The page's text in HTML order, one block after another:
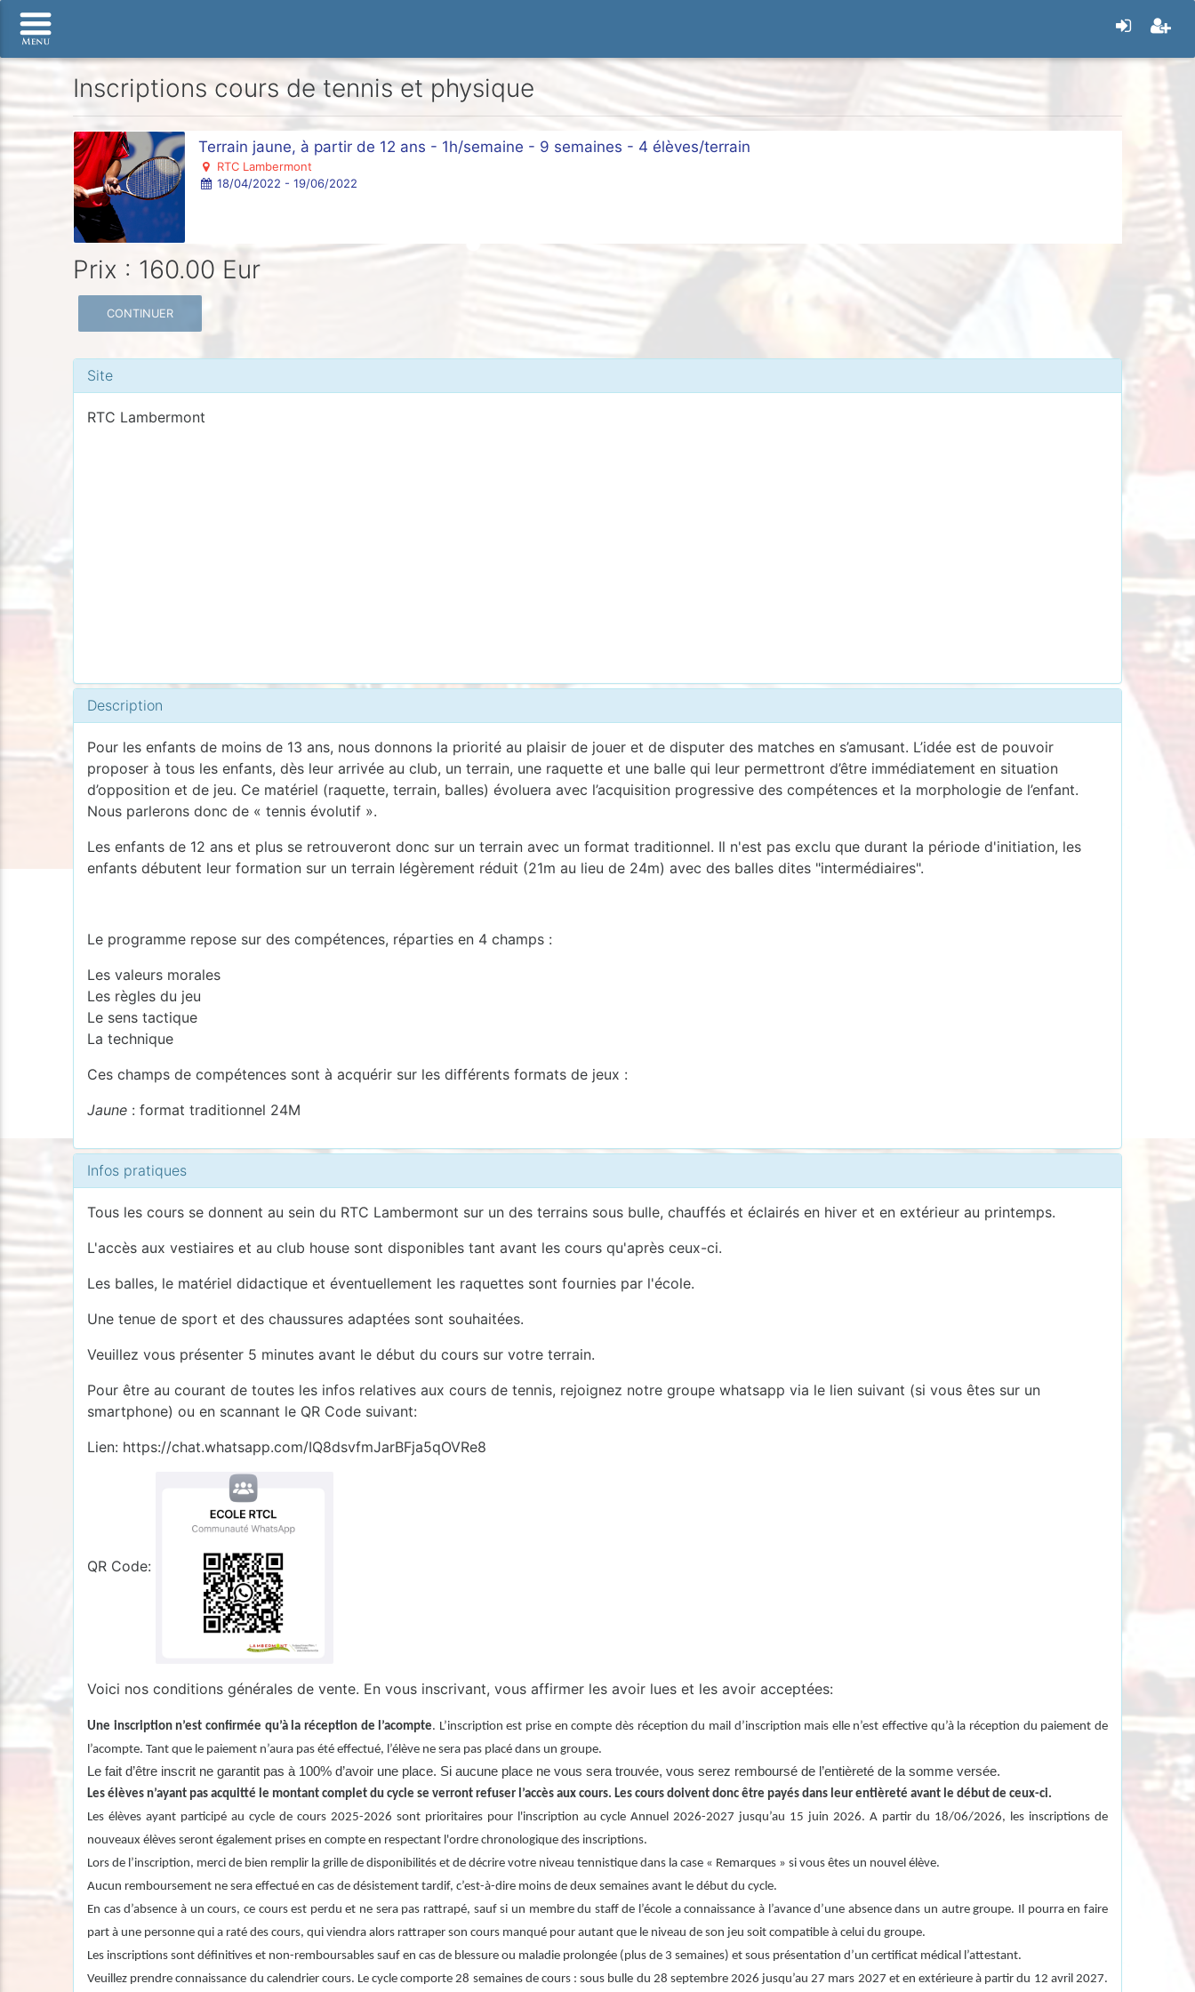
Inscriptions cours de tennis et physique
Terrain jaune, à partir de 12 ans - 1h/semaine - 9 semaines - 4 élèves/terrain
RTC Lambermont
18/04/2022 - 19/06/2022
Prix : 160.00 Eur
CONTINUER
Site
RTC Lambermont
Description
Pour les enfants de moins de 13 ans, nous donnons la priorité au plaisir de jouer et de disputer des matches en s’amusant. L’idée est de pouvoir
proposer à tous les enfants, dès leur arrivée au club, un terrain, une raquette et une balle qui leur permettront d’être immédiatement en situation
d’opposition et de jeu. Ce matériel (raquette, terrain, balles) évoluera avec l’acquisition progressive des compétences et la morphologie de l’enfant.
Nous parlerons donc de « tennis évolutif ».
Les enfants de 12 ans et plus se retrouveront donc sur un terrain avec un format traditionnel. Il n'est pas exclu que durant la période d'initiation, les
enfants débutent leur formation sur un terrain légèrement réduit (21m au lieu de 24m) avec des balles dites "intermédiaires".
Le programme repose sur des compétences, réparties en 4 champs :
Les valeurs morales
Les règles du jeu
Le sens tactique
La technique
Ces champs de compétences sont à acquérir sur les différents formats de jeux :
Jaune : format traditionnel 24M
Infos pratiques
Tous les cours se donnent au sein du RTC Lambermont sur un des terrains sous bulle, chauffés et éclairés en hiver et en extérieur au printemps.
L'accès aux vestiaires et au club house sont disponibles tant avant les cours qu'après ceux-ci.
Les balles, le matériel didactique et éventuellement les raquettes sont fournies par l'école.
Une tenue de sport et des chaussures adaptées sont souhaitées.
Veuillez vous présenter 5 minutes avant le début du cours sur votre terrain.
Pour être au courant de toutes les infos relatives aux cours de tennis, rejoignez notre groupe whatsapp via le lien suivant (si vous êtes sur un
smartphone) ou en scannant le QR Code suivant:
Lien: https://chat.whatsapp.com/IQ8dsvfmJarBFja5qOVRe8
QR Code:
Voici nos conditions générales de vente. En vous inscrivant, vous affirmer les avoir lues et les avoir acceptées:
Une inscription n’est confirmée qu’à la réception de l’acompte. L’inscription est prise en compte dès réception du mail d’inscription mais elle n’est effective qu’à la réception du paiement de
l’acompte. Tant que le paiement n’aura pas été effectué, l’élève ne sera pas placé dans un groupe.
Le fait d’être inscrit ne garantit pas à 100% d’avoir une place. Si aucune place ne vous sera trouvée, vous serez remboursé de l’entièreté de la somme versée.
Les élèves n’ayant pas acquitté le montant complet du cycle se verront refuser l’accès aux cours. Les cours doivent donc être payés dans leur entièreté avant le début de ceux-ci.
Les élèves ayant participé au cycle de cours 2025-2026 sont prioritaires pour l'inscription au cycle Annuel 2026-2027 jusqu’au 15 juin 2026. A partir du 18/06/2026, les inscriptions de
nouveaux élèves seront également prises en compte en respectant l'ordre chronologique des inscriptions.
Lors de l’inscription, merci de bien remplir la grille de disponibilités et de décrire votre niveau tennistique dans la case « Remarques » si vous êtes un nouvel élève.
Aucun remboursement ne sera effectué en cas de désistement tardif, c’est-à-dire moins de deux semaines avant le début du cycle.
En cas d’absence à un cours, ce cours est perdu et ne sera pas rattrapé, sauf si un membre du staff de l’école a connaissance à l’avance d’une absence dans un autre groupe. Il pourra en faire
part à une personne qui a raté des cours, qui viendra alors rattraper son cours manqué pour autant que le niveau de son jeu soit compatible à celui du groupe.
Les inscriptions sont définitives et non-remboursables sauf en cas de blessure ou maladie prolongée (plus de 3 semaines) et sous présentation d’un certificat médical l’attestant.
Veuillez prendre connaissance du calendrier cours. Le cycle comporte 28 semaines de cours : sous bulle du 28 septembre 2026 jusqu’au 27 mars 2027 et en extérieure à partir du 12 avril 2027.